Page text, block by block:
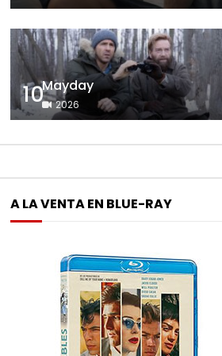
10Mayday
2026
A LA VENTA EN BLUE-RAY